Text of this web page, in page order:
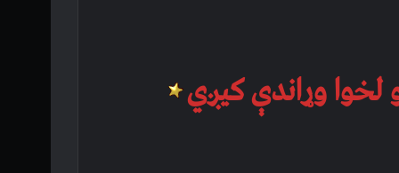
لخوا وړاندې کیږي